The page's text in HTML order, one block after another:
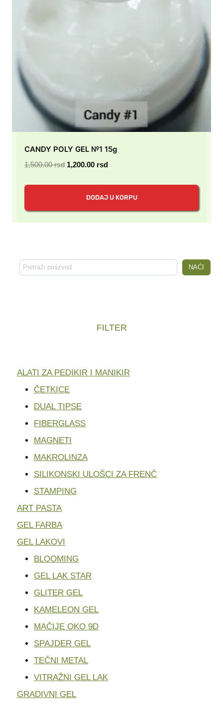
CANDY POLY GEL №1 15g
1,500.00rsd Originalna
1,500.00 rsd.
1,200.00 rsdTrenutna
1,200.00 rsd.
DODAJ U KORPU
NAĆI
FILTER
ALATI ZA PEDIKIR I MANIKIR
ČETKICE
DUAL TIPSE
FIBERGLASS
MAGNETI
MAKROLINZA
SILIKONSKI ULOŠCI ZA FRENČ
STAMPING
ART PASTA
GEL FARBA
GEL LAKOVI
BLOOMING
GEL LAK STAR
GLITER GEL
KAMELEON GEL
MAČIJE OKO 9D
SPAJDER GEL
TEČNI METAL
VITRAŽNI GEL LAK
GRADIVNI GEL